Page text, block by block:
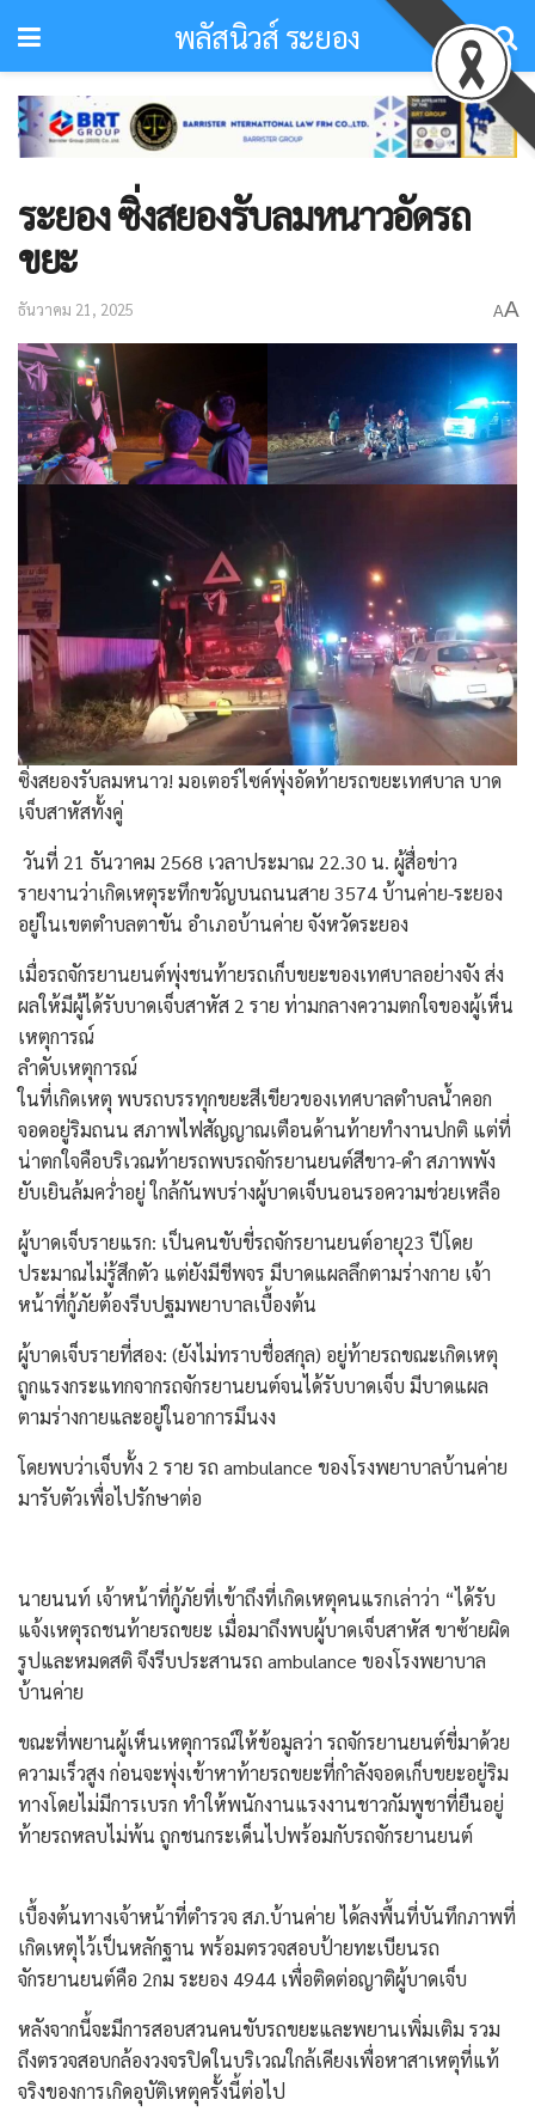
พลัสนิวส์ ระยอง
ระยอง ซิ่งสยองรับลมหนาวอัดรถ
ขยะ
ธันวาคม 21, 2025 AA
ซิ่งสยองรับลมหนาว! มอเตอร์ไซค์พุ่งอัดท้ายรถขยะเทศบาล บาด
เจ็บสาหัสทั้งคู่
​ วันที่ 21 ธันวาคม 2568 เวลาประมาณ 22.30 น. ผู้สื่อข่าว
รายงานว่าเกิดเหตุระทึกขวัญบนถนนสาย 3574 บ้านค่าย-ระยอง
อยู่ในเขตตำบลตาขัน อำเภอบ้านค่าย จังหวัดระยอง
เมื่อรถจักรยานยนต์พุ่งชนท้ายรถเก็บขยะของเทศบาลอย่างจัง ส่ง
ผลให้มีผู้ได้รับบาดเจ็บสาหัส 2 ราย ท่ามกลางความตกใจของผู้เห็น
เหตุการณ์
​ลำดับเหตุการณ์
​ในที่เกิดเหตุ พบรถบรรทุกขยะสีเขียวของเทศบาลตำบลน้ำคอก
จอดอยู่ริมถนน สภาพไฟสัญญาณเตือนด้านท้ายทำงานปกติ แต่ที่
น่าตกใจคือบริเวณท้ายรถพบรถจักรยานยนต์สีขาว-ดำ สภาพพัง
ยับเยินล้มคว่ำอยู่ ใกล้กันพบร่างผู้บาดเจ็บนอนรอความช่วยเหลือ
​ผู้บาดเจ็บรายแรก: เป็นคนขับขี่รถจักรยานยนต์อายุ23 ปีโดย
ประมาณไม่รู้สึกตัว แต่ยังมีชีพจร มีบาดแผลลึกตามร่างกาย เจ้า
หน้าที่กู้ภัยต้องรีบปฐมพยาบาลเบื้องต้น
​ผู้บาดเจ็บรายที่สอง: (ยังไม่ทราบชื่อสกุล) อยู่ท้ายรถขณะเกิดเหตุ
ถูกแรงกระแทกจากรถจักรยานยนต์จนได้รับบาดเจ็บ มีบาดแผล
ตามร่างกายและอยู่ในอาการมึนงง
โดยพบว่าเจ็บทั้ง 2 ราย รถ ambulance ของโรงพยาบาลบ้านค่าย
มารับตัวเพื่อไปรักษาต่อ
นายนนท์ ​เจ้าหน้าที่กู้ภัยที่เข้าถึงที่เกิดเหตุคนแรกเล่าว่า “ได้รับ
แจ้งเหตุรถชนท้ายรถขยะ เมื่อมาถึงพบผู้บาดเจ็บสาหัส ขาซ้ายผิด
รูปและหมดสติ จึงรีบประสานรถ ambulance ของโรงพยาบาล
บ้านค่าย
​ขณะที่พยานผู้เห็นเหตุการณ์ให้ข้อมูลว่า รถจักรยานยนต์ขี่มาด้วย
ความเร็วสูง ก่อนจะพุ่งเข้าหาท้ายรถขยะที่กำลังจอดเก็บขยะอยู่ริม
ทางโดยไม่มีการเบรก ทำให้พนักงานแรงงานชาวกัมพูชาที่ยืนอยู่
ท้ายรถหลบไม่พ้น ถูกชนกระเด็นไปพร้อมกับรถจักรยานยนต์
​เบื้องต้นทางเจ้าหน้าที่ตำรวจ สภ.บ้านค่าย ได้ลงพื้นที่บันทึกภาพที่
เกิดเหตุไว้เป็นหลักฐาน พร้อมตรวจสอบป้ายทะเบียนรถ
จักรยานยนต์คือ 2กม ระยอง 4944 เพื่อติดต่อญาติผู้บาดเจ็บ
หลังจากนี้จะมีการสอบสวนคนขับรถขยะและพยานเพิ่มเติม รวม
ถึงตรวจสอบกล้องวงจรปิดในบริเวณใกล้เคียงเพื่อหาสาเหตุที่แท้
จริงของการเกิดอุบัติเหตุครั้งนี้ต่อไป